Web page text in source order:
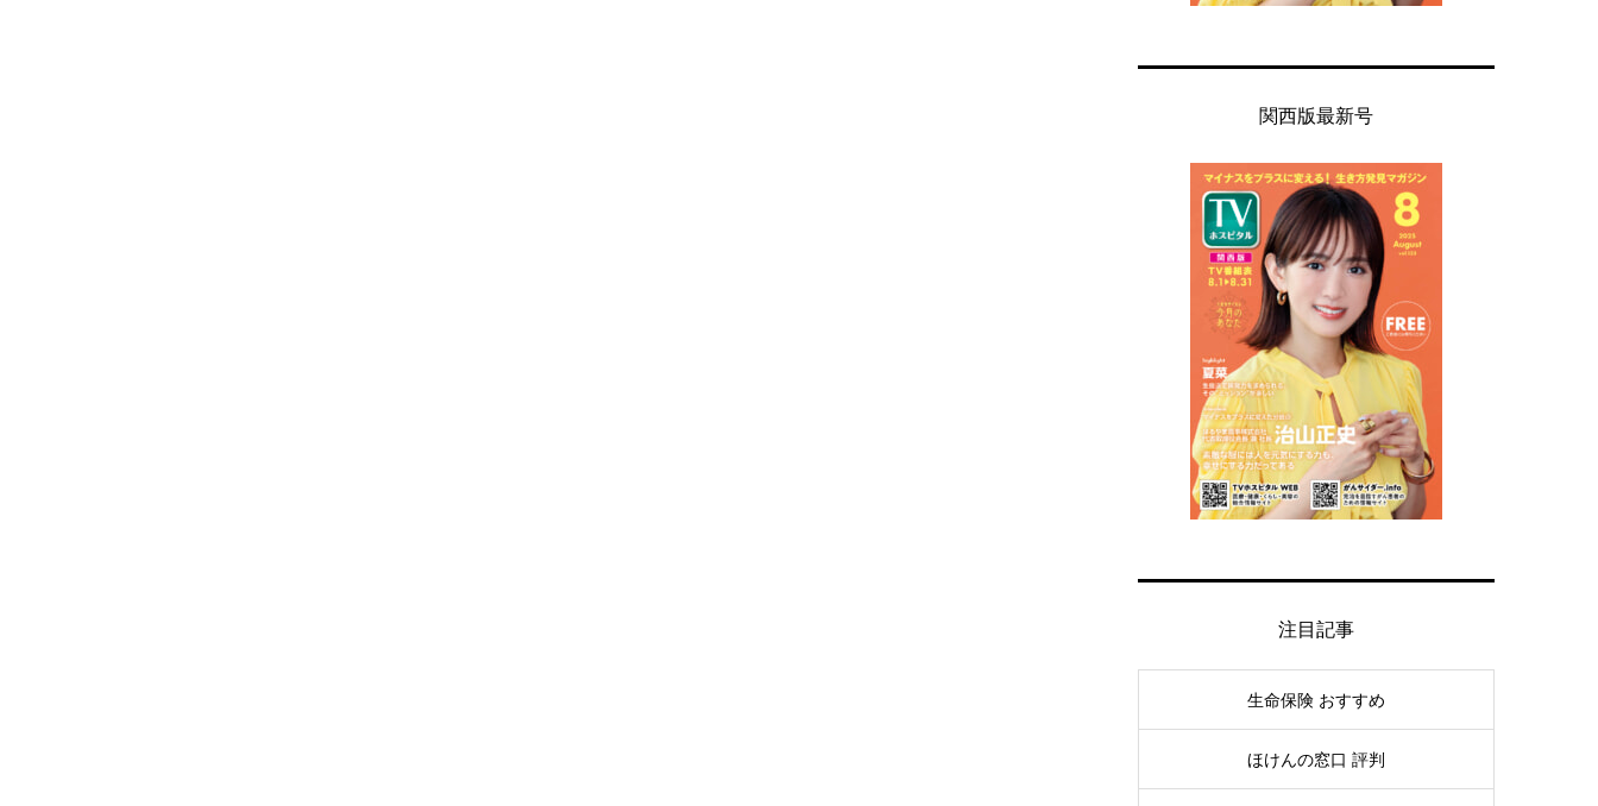
関西版最新号
注目記事
生命保険 おすすめ
ほけんの窓口 評判